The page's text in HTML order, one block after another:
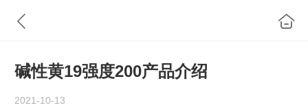
碱性黄19强度200产品介绍
2021-10-13